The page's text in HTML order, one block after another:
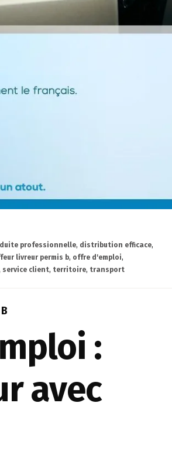
professionnelle, distribution efficace,
livreur permis b, offre d'emploi,
service client, territoire, transport
:
avec